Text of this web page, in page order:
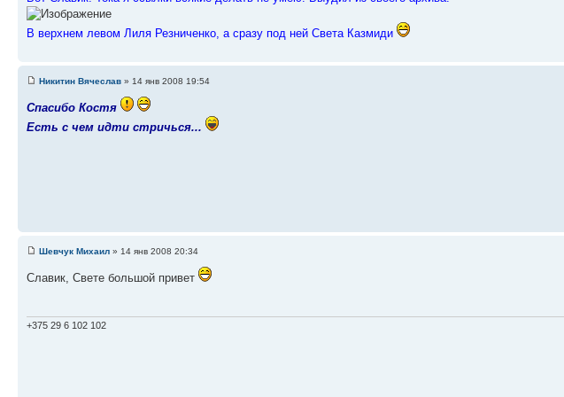
В верхнем левом Лиля Резниченко, а сразу под ней Света Казмиди
Никитин Вячеслав » 14 янв 2008 19:54
Спасибо Костя
Есть с чем идти стричься...
Шевчук Михаил » 14 янв 2008 20:34
Славик, Свете большой привет
+375 29 6 102 102